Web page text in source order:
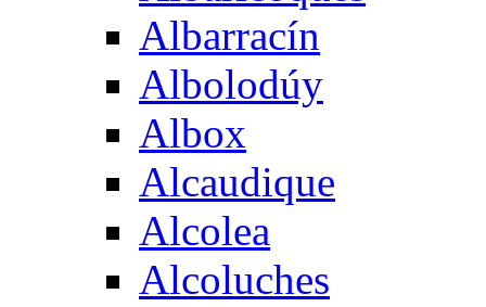
Albarracín
Albolodúy
Albox
Alcaudique
Alcolea
Alcoluches